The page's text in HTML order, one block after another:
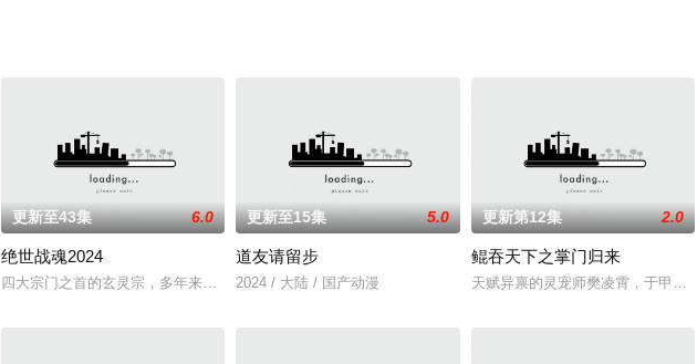
更新至43集 6.0
绝世战魂2024
四大宗门之首的玄灵宗，多年来第一次来临水城选拔弟子，方秦两家围绕这一个将决定二者命运的契机，展开
更新至15集 5.0
道友请留步
2024 / 大陆 / 国产动漫
更新第12集 2.0
鲲吞天下之掌门归来
天赋异禀的灵宠师樊凌霄，于甲级